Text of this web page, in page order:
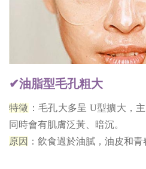
✔油脂型毛孔粗大
特徵 ：毛孔大多呈 U型擴大，
同時會有肌膚泛黃、暗沉。
原因 ：飲食過於油膩，油皮和青